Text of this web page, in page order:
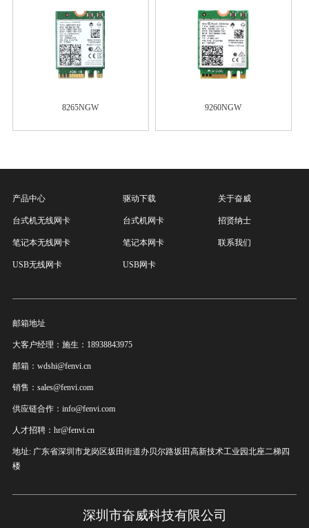
8265NGW 9260NGW
产品中心
台式机无线网卡
笔记本无线网卡
USB无线网卡
驱动下载
台式机网卡
笔记本网卡
USB网卡
关于奋威
招贤纳士
联系我们
邮箱地址
大客户经理：施生：18938843975
邮箱：wdshi@fenvi.cn
销售：sales@fenvi.com
供应链合作：info@fenvi.com
人才招聘：hr@fenvi.cn
地址: 广东省深圳市龙岗区坂田街道办贝尔路坂田高新技术工业园北座二梯四
楼
深圳市奋威科技有限公司